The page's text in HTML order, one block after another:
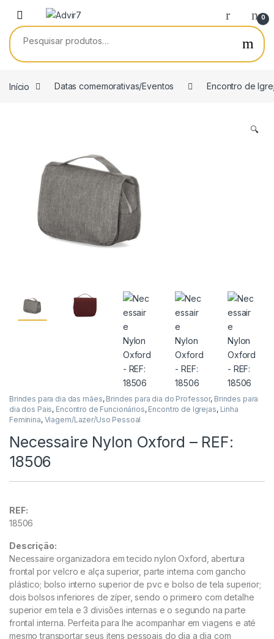
Skip to navigation
Skip to content
0
Pesquisar por:
Início Datas comemorativas/Eventos Encontro de
🔍
Brindes para dia das mães, Brindes para dia do Professor, Brindes para
dia dos Pais, Encontro de Funcionários, Encontro de Igrejas, Linha
Feminina, Viagem/Lazer/Uso Pessoal
Necessaire Nylon Oxford – REF:
18506
REF:
18506
Descrição:
Necessaire organizadora em tecido nylon Oxford, abertura
frontal por velcro e alça superior, parte interna com gancho
plástico; bolso interno superior de pvc e bolso de tela superior;
dois bolsos inferiores de zíper, sendo o primeiro com detalhe
superior em tela e 3 divisões internas e o segundo na parte
frontal interna. Perfeita para lhe acompanhar em viagens e até
mesmo transportar seus itens pessoais do dia a dia com